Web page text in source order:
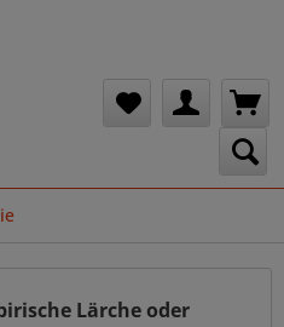
Lärche oder